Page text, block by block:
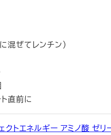
混ぜてレンチン）
直前に
クトエネルギー アミノ酸 ゼ